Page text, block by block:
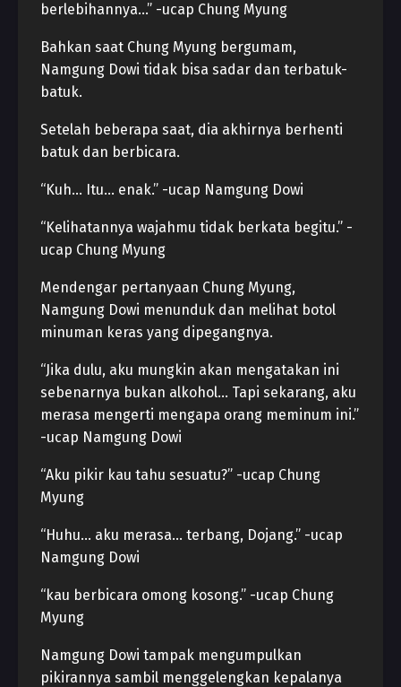
berlebihannya…” -ucap Chung Myung
Bahkan saat Chung Myung bergumam,
Namgung Dowi tidak bisa sadar dan terbatuk-
batuk.
Setelah beberapa saat, dia akhirnya berhenti
batuk dan berbicara.
“Kuh… Itu… enak.” -ucap Namgung Dowi
“Kelihatannya wajahmu tidak berkata begitu.” -
ucap Chung Myung
Mendengar pertanyaan Chung Myung,
Namgung Dowi menunduk dan melihat botol
minuman keras yang dipegangnya.
“Jika dulu, aku mungkin akan mengatakan ini
sebenarnya bukan alkohol… Tapi sekarang, aku
merasa mengerti mengapa orang meminum ini.”
-ucap Namgung Dowi
“Aku pikir kau tahu sesuatu?” -ucap Chung
Myung
“Huhu… aku merasa… terbang, Dojang.” -ucap
Namgung Dowi
“kau berbicara omong kosong.” -ucap Chung
Myung
Namgung Dowi tampak mengumpulkan
pikirannya sambil menggelengkan kepalanya